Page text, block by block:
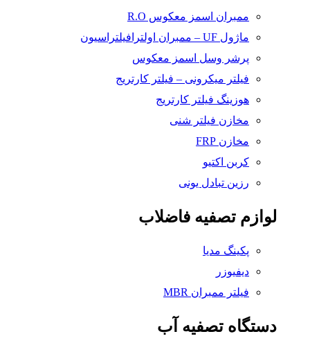
ممبران اسمز معکوس R.O
ماژول UF – ممبران اولترافیلتراسیون
پرشر وسل اسمز معکوس
فیلتر میکرونی – فیلتر کارتریج
هوزینگ فیلتر کارتریج
مخازن فیلتر شنی
مخازن FRP
کربن اکتیو
رزین تبادل یونی
لوازم تصفیه فاضلاب
پکینگ مدیا
دیفیوزر
فیلتر ممبران MBR
دستگاه تصفیه آب